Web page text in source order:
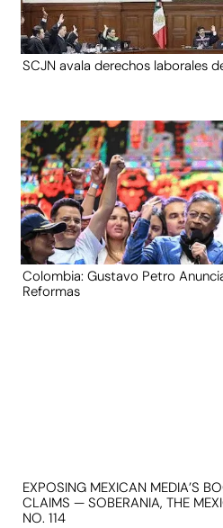
SCJN avala derechos laborales
Colombia: Gustavo Petro
Reformas
EXPOSING MEXICAN MEDIA’S
CLAIMS — SOBERANIA, THE
NO. 114